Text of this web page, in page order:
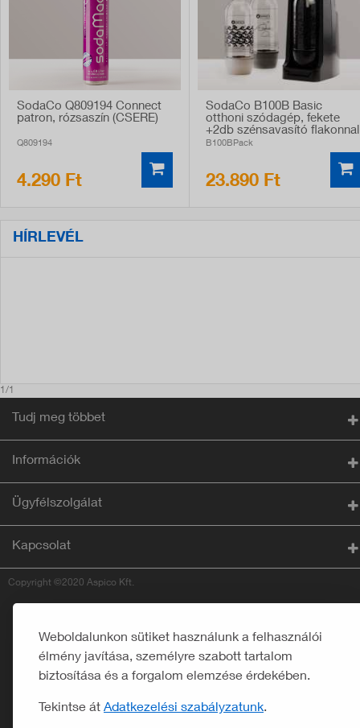
Weboldalunkon sütiket használunk a felhasználói
élmény javítása, személyre szabott tartalom
biztosítása és a forgalom elemzése érdekében.
Tekintse át Adatkezelési szabályzatunk.
SodaCo Q809194 Connect
patron, rózsaszín (CSERE)
Q809194
4.290 Ft
SodaCo B100B Basic
otthoni szódagép, fekete
+2db szénsavasító flakonnal
B100BPack
23.890 Ft
HÍRLEVÉL
1/1
Tudj meg többet
Információk
Ügyfélszolgálat
Kapcsolat
Copyright ©2020 Aspico Kft.